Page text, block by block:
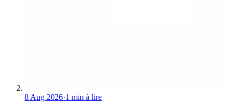
8 Aug 2026·1 min à lire